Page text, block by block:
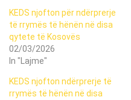
KEDS njofton për ndërprerje
të rrymës të hënën në disa
qytete të Kosovës
02/03/2026
In "Lajme"
KEDS njofton ndërprerje të
rrymës të hënën në disa